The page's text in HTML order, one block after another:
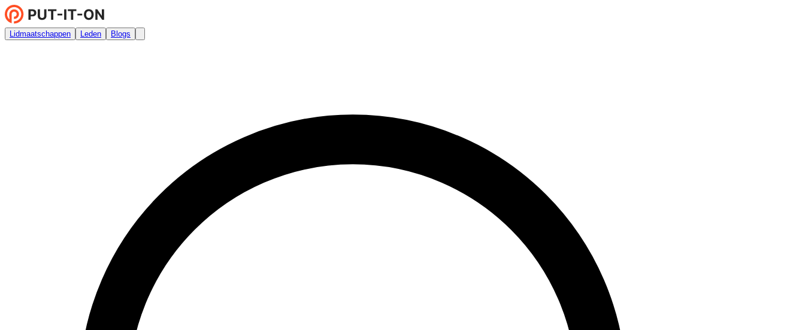
Lidmaatschappen Leden Blogs